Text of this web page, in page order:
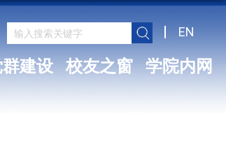
EN
建设 校友之窗 学院内网